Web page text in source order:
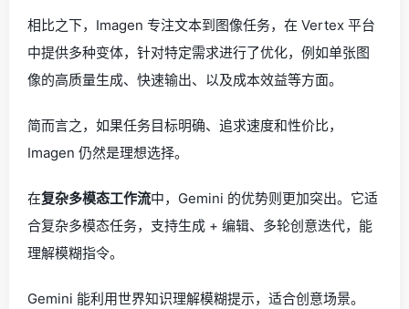
相比之下，Imagen 专注文本到图像任务，在 Vertex 平台
中提供多种变体，针对特定需求进行了优化，例如单张图
像的高质量生成、快速输出、以及成本效益等方面。
简而言之，如果任务目标明确、追求速度和性价比，
Imagen 仍然是理想选择。
在复杂多模态工作流中，Gemini 的优势则更加突出。它适
合复杂多模态任务，支持生成 + 编辑、多轮创意迭代，能
理解模糊指令。
Gemini 能利用世界知识理解模糊提示，适合创意场景。